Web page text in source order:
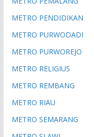
METRO PENDIDIKAN
METRO PURWODADI
METRO PURWOREJO
METRO RELIGIUS
METRO REMBANG
METRO RIAU
METRO SEMARANG